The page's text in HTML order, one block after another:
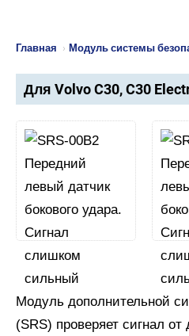
Главная › Модуль системы
Для Volvo C30, C30
Модуль дополнительной
(SRS) проверяет сигнал от